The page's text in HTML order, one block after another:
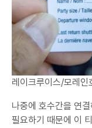
레이크루이스/모레인
나중에 호수간을 연
필요하기 때문에 이